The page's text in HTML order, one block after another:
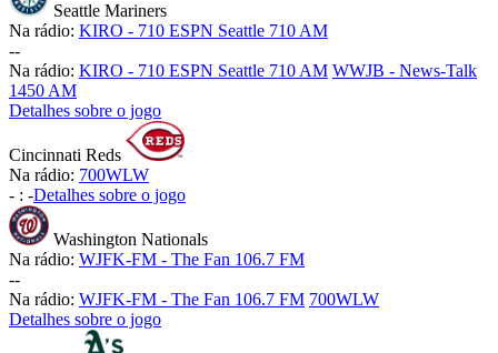
Seattle Mariners
Na rádio: KIRO - 710 ESPN Seattle 710 AM
--
Na rádio: KIRO - 710 ESPN Seattle 710 AM WWJB - News-Talk
1450 AM
Detalhes sobre o jogo
Cincinnati Reds
Na rádio: 700WLW
- : -Detalhes sobre o jogo
Washington Nationals
Na rádio: WJFK-FM - The Fan 106.7 FM
--
Na rádio: WJFK-FM - The Fan 106.7 FM 700WLW
Detalhes sobre o jogo